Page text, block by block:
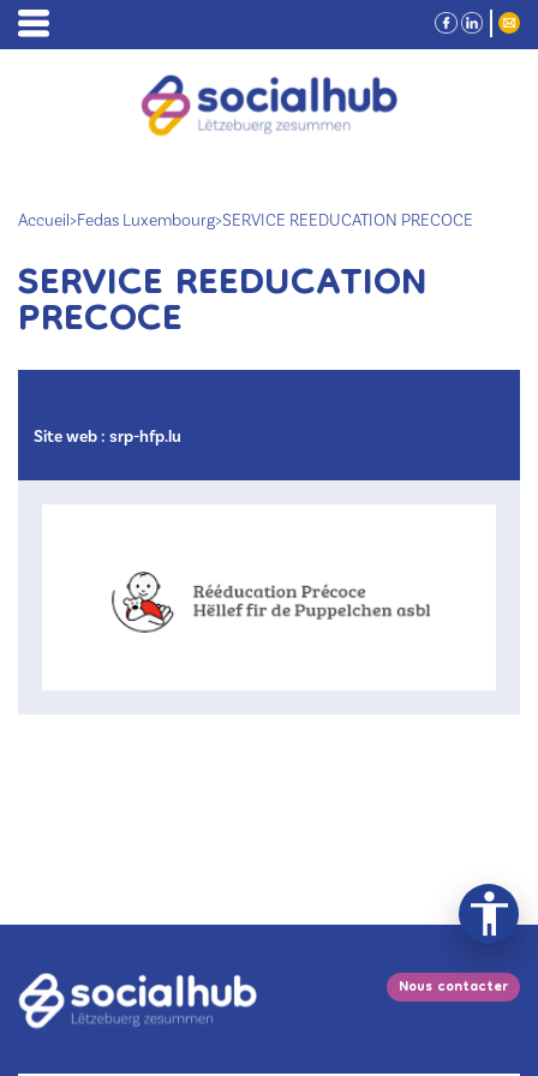
Accueil>Fedas Luxembourg>SERVICE REEDUCATION PRECOCE
SERVICE REEDUCATION
PRECOCE
Site web : srp-hfp.lu
Nous contacter